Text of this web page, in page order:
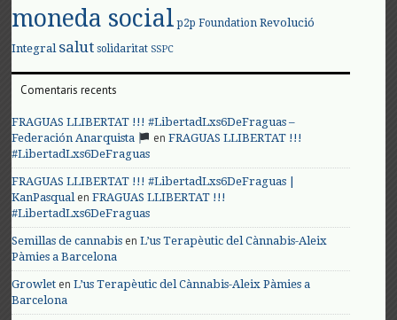
moneda social p2p Foundation Revolució
Integral salut solidaritat SSPC
Comentaris recents
FRAGUAS LLIBERTAT !!! #LibertadLxs6DeFraguas –
Federación Anarquista
enFRAGUAS LLIBERTAT !!!
#LibertadLxs6DeFraguas
FRAGUAS LLIBERTAT !!! #LibertadLxs6DeFraguas |
KanPasqualenFRAGUAS LLIBERTAT !!!
#LibertadLxs6DeFraguas
Semillas de cannabis enL’us Terapèutic del Cànnabis-Aleix
Pàmies a Barcelona
Growlet enL’us Terapèutic del Cànnabis-Aleix Pàmies a
Barcelona